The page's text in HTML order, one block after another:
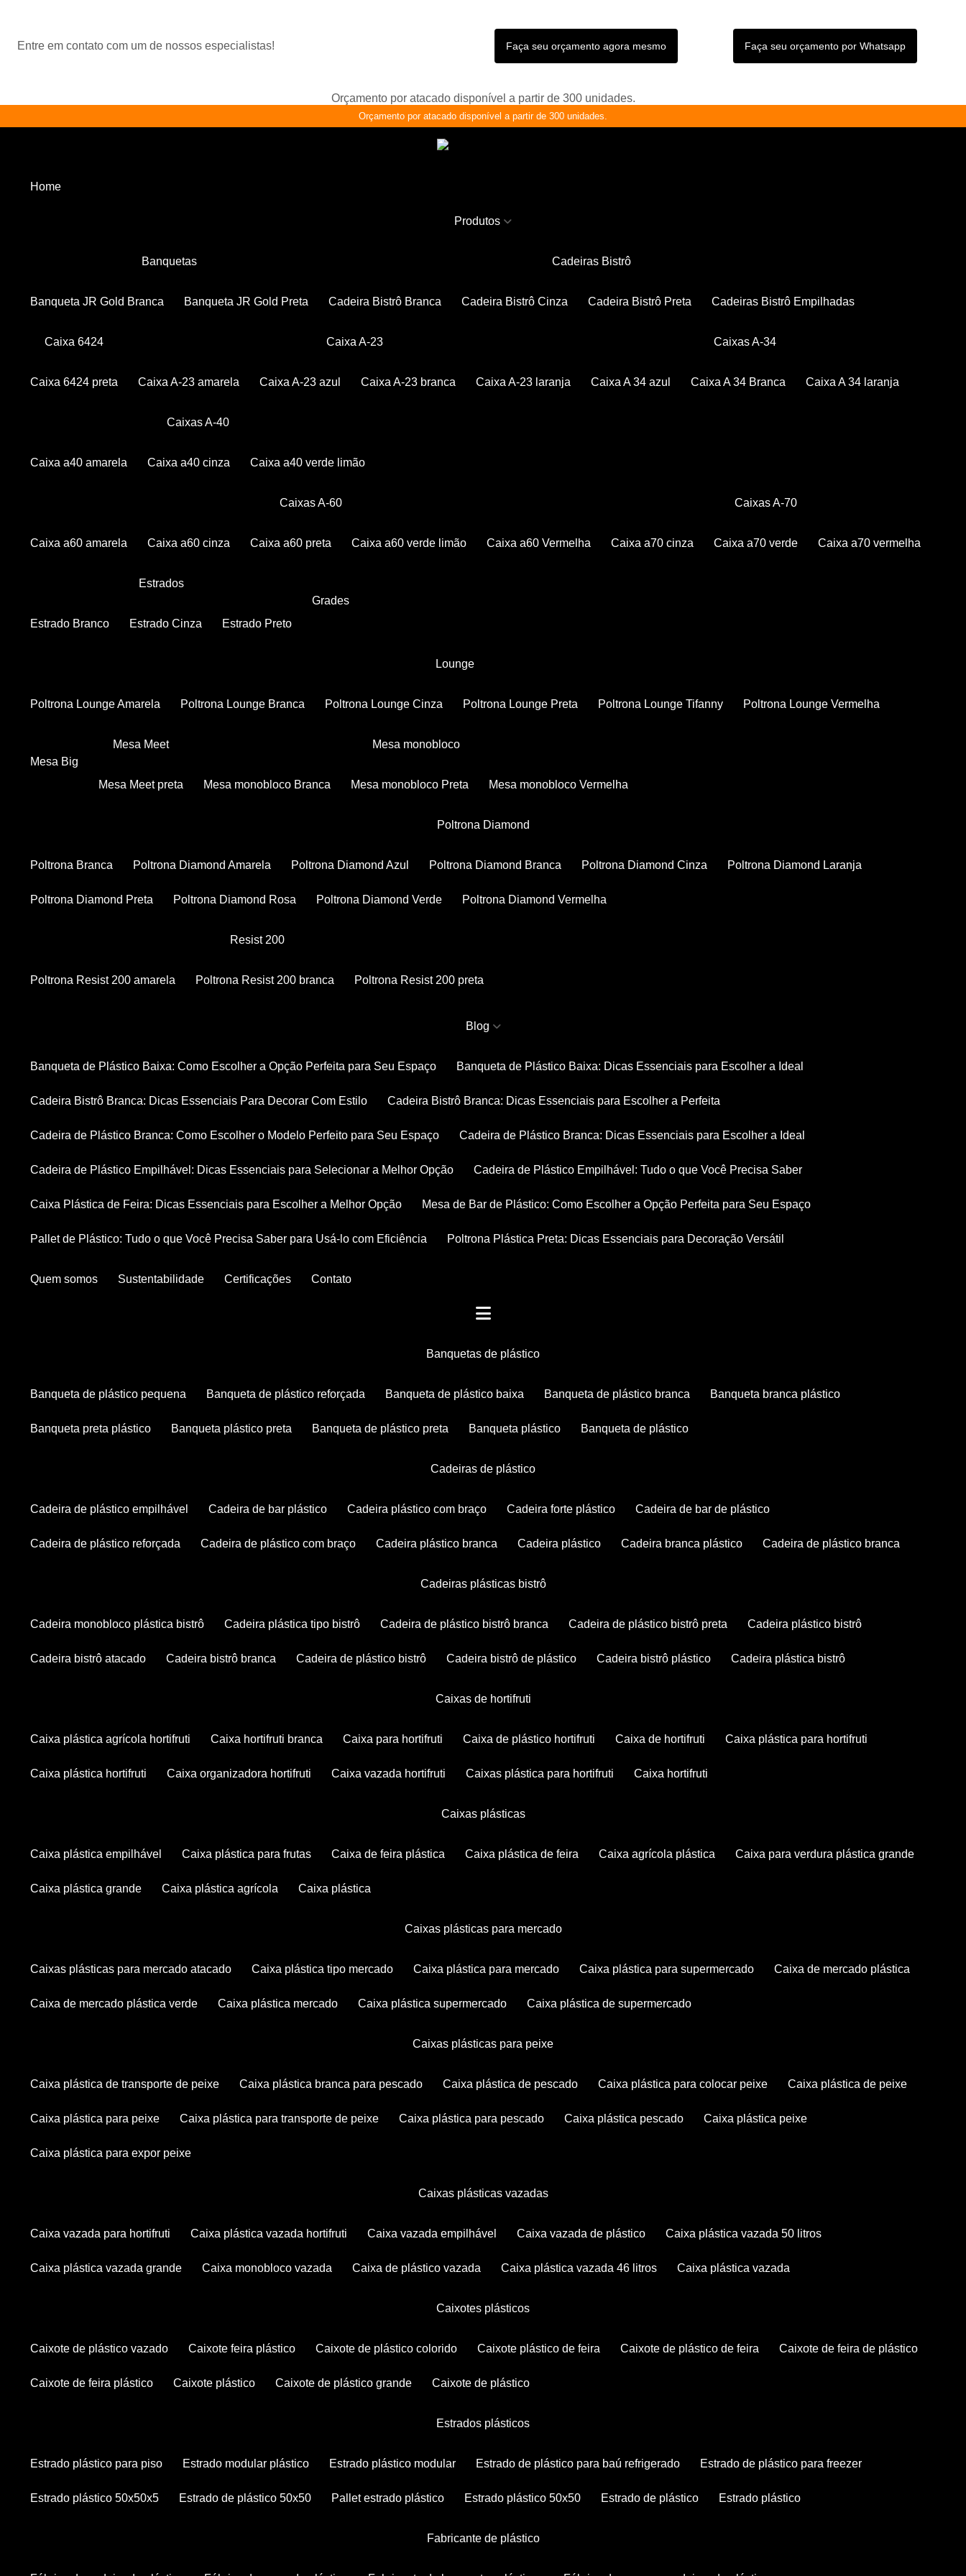
Entre em contato com um de nossos especialistas! Faça seu orçamento agora mesmo Faça seu orçamento por Whatsapp
Orçamento por atacado disponível a partir de 300 unidades.
Orçamento por atacado disponível a partir de 300 unidades.
Home
Produtos
Banquetas
Banqueta JR Gold Branca Banqueta JR Gold Preta
Cadeiras Bistrô
Cadeira Bistrô Branca Cadeira Bistrô Cinza Cadeira Bistrô Preta Cadeiras Bistrô Empilhadas
Caixa 6424
Caixa 6424 preta
Caixa A-23
Caixa A-23 amarela Caixa A-23 azul Caixa A-23 branca Caixa A-23 laranja
Caixas A-34
Caixa A 34 azul Caixa A 34 Branca Caixa A 34 laranja
Caixas A-40
Caixa a40 amarela Caixa a40 cinza Caixa a40 verde limão
Caixas A-60
Caixa a60 amarela Caixa a60 cinza Caixa a60 preta Caixa a60 verde limão Caixa a60 Vermelha
Caixas A-70
Caixa a70 cinza Caixa a70 verde Caixa a70 vermelha
Estrados
Estrado Branco Estrado Cinza Estrado Preto
Grades
Lounge
Poltrona Lounge Amarela Poltrona Lounge Branca Poltrona Lounge Cinza Poltrona Lounge Preta Poltrona Lounge Tifanny Poltrona Lounge Vermelha
Mesa Big
Mesa Meet
Mesa Meet preta
Mesa monobloco
Mesa monobloco Branca Mesa monobloco Preta Mesa monobloco Vermelha
Poltrona Diamond
Poltrona Branca Poltrona Diamond Amarela Poltrona Diamond Azul Poltrona Diamond Branca Poltrona Diamond Cinza Poltrona Diamond Laranja
Poltrona Diamond Preta Poltrona Diamond Rosa Poltrona Diamond Verde Poltrona Diamond Vermelha
Resist 200
Poltrona Resist 200 amarela Poltrona Resist 200 branca Poltrona Resist 200 preta
Blog
Banqueta de Plástico Baixa: Como Escolher a Opção Perfeita para Seu Espaço Banqueta de Plástico Baixa: Dicas Essenciais para Escolher a Ideal
Cadeira Bistrô Branca: Dicas Essenciais Para Decorar Com Estilo Cadeira Bistrô Branca: Dicas Essenciais para Escolher a Perfeita
Cadeira de Plástico Branca: Como Escolher o Modelo Perfeito para Seu Espaço Cadeira de Plástico Branca: Dicas Essenciais para Escolher a Ideal
Cadeira de Plástico Empilhável: Dicas Essenciais para Selecionar a Melhor Opção Cadeira de Plástico Empilhável: Tudo o que Você Precisa Saber
Caixa Plástica de Feira: Dicas Essenciais para Escolher a Melhor Opção Mesa de Bar de Plástico: Como Escolher a Opção Perfeita para Seu Espaço
Pallet de Plástico: Tudo o que Você Precisa Saber para Usá-lo com Eficiência Poltrona Plástica Preta: Dicas Essenciais para Decoração Versátil
Quem somos Sustentabilidade Certificações Contato
banquetas de plástico
banqueta de plástico pequena banqueta de plástico reforçada banqueta de plástico baixa banqueta de plástico branca banqueta branca plástico
banqueta preta plástico banqueta plástico preta banqueta de plástico preta banqueta plástico banqueta de plástico
cadeiras de plástico
cadeira de plástico empilhável cadeira de bar plástico cadeira plástico com braço cadeira forte plástico cadeira de bar de plástico
cadeira de plástico reforçada cadeira de plástico com braço cadeira plástico branca cadeira plástico cadeira branca plástico cadeira de plástico branca
cadeiras plásticas bistrô
cadeira monobloco plástica bistrô cadeira plástica tipo bistrô cadeira de plástico bistrô branca cadeira de plástico bistrô preta cadeira plástico bistrô
cadeira bistrô atacado cadeira bistrô branca cadeira de plástico bistrô cadeira bistrô de plástico cadeira bistrô plástico cadeira plástica bistrô
caixas de hortifruti
caixa plástica agrícola hortifruti caixa hortifruti branca caixa para hortifruti caixa de plástico hortifruti caixa de hortifruti caixa plástica para hortifruti
caixa plástica hortifruti caixa organizadora hortifruti caixa vazada hortifruti caixas plástica para hortifruti caixa hortifruti
caixas plásticas
caixa plástica empilhável caixa plástica para frutas caixa de feira plástica caixa plástica de feira caixa agrícola plástica caixa para verdura plástica grande
caixa plástica grande caixa plástica agrícola caixa plástica
caixas plásticas para mercado
caixas plásticas para mercado atacado caixa plástica tipo mercado caixa plástica para mercado caixa plástica para supermercado caixa de mercado plástica
caixa de mercado plástica verde caixa plástica mercado caixa plástica supermercado caixa plástica de supermercado
caixas plásticas para peixe
caixa plástica de transporte de peixe caixa plástica branca para pescado caixa plástica de pescado caixa plástica para colocar peixe caixa plástica de peixe
caixa plástica para peixe caixa plástica para transporte de peixe caixa plástica para pescado caixa plástica pescado caixa plástica peixe
caixa plástica para expor peixe
caixas plásticas vazadas
caixa vazada para hortifruti caixa plástica vazada hortifruti caixa vazada empilhável caixa vazada de plástico caixa plástica vazada 50 litros
caixa plástica vazada grande caixa monobloco vazada caixa de plástico vazada caixa plástica vazada 46 litros caixa plástica vazada
caixotes plásticos
caixote de plástico vazado caixote feira plástico caixote de plástico colorido caixote plástico de feira caixote de plástico de feira caixote de feira de plástico
caixote de feira plástico caixote plástico caixote de plástico grande caixote de plástico
estrados plásticos
estrado plástico para piso estrado modular plástico estrado plástico modular estrado de plástico para baú refrigerado estrado de plástico para freezer
estrado plástico 50x50x5 estrado de plástico 50x50 pallet estrado plástico estrado plástico 50x50 estrado de plástico estrado plástico
fabricante de plástico